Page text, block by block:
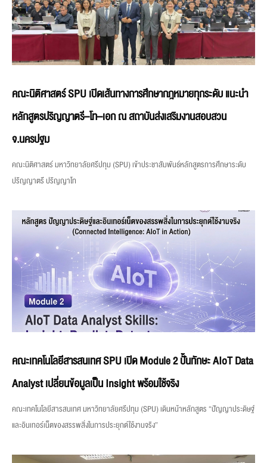
คณะนิติศาสตร์ SPU เปิดเส้นทางการศึกษากฎหมายทุกระดับ แนะนำ
หลักสูตรปริญญาตรี–โท–เอก ณ สถาบันส่งเสริมงานสอบสวน
จ.นครปฐม
คณะนิติศาสตร์ มหาวิทยาลัยศรีปทุม (SPU) เข้าประชาสัมพันธ์หลักสูตรการศึกษาระดับ
ปริญญาตรี ปริญญาโท
คณะเทคโนโลยีสารสนเทศ SPU เปิด Module 2 ปั้นทักษะ AIoT Data
Analyst เปลี่ยนข้อมูลเป็น Insight พร้อมใช้จริง
คณะเทคโนโลยีสารสนเทศ มหาวิทยาลัยศรีปทุม (SPU) เดินหน้าหลักสูตร “ปัญญาประดิษฐ์
และอินเทอร์เน็ตของสรรพสิ่งในการประยุกต์ใช้งานจริง”